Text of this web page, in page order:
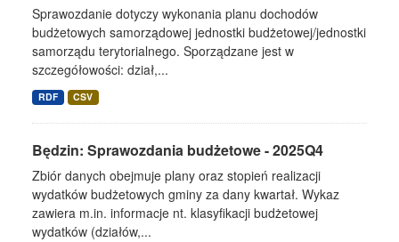
Sprawozdanie dotyczy wykonania planu dochodów
budżetowych samorządowej jednostki budżetowej/jednostki
samorządu terytorialnego. Sporządzane jest w
szczegółowości: dział,...
RDF CSV
Będzin: Sprawozdania budżetowe - 2025Q4
Zbiór danych obejmuje plany oraz stopień realizacji
wydatków budżetowych gminy za dany kwartał. Wykaz
zawiera m.in. informacje nt. klasyfikacji budżetowej
wydatków (działów,...